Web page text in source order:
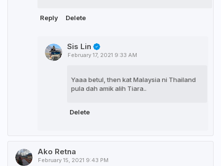
Reply Delete
Sis Lin
February 17, 2021 9:33 AM
Yaaa betul, then kat Malaysia ni Thailand
pula dah amik alih Tiara..
Delete
Ako Retna
February 15, 2021 9:43 PM